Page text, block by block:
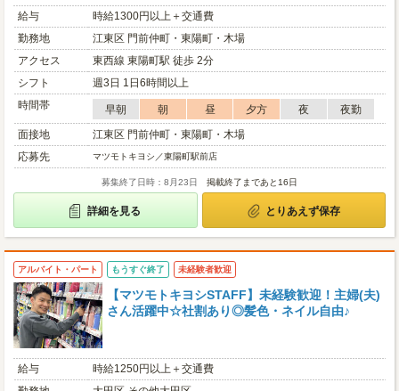
給与
時給1300円以上＋交通費
勤務地
江東区 門前仲町・東陽町・木場
アクセス
東西線 東陽町駅 徒歩 2分
シフト
週3日 1日6時間以上
時間帯
早朝 朝 昼 夕方 夜
夜勤
面接地
江東区 門前仲町・東陽町・木場
応募先
マツモトキヨシ／東陽町駅前店
募集終了日時：8月23日 掲載終了まであと16日
詳細を見る とりあえず保存
アルバイト・パート もうすぐ終了 未経験者歓迎
【マツモトキヨシSTAFF】未経験歓迎！主婦(夫)
さん活躍中☆社割あり◎髪色・ネイル自由♪
給与
時給1250円以上＋交通費